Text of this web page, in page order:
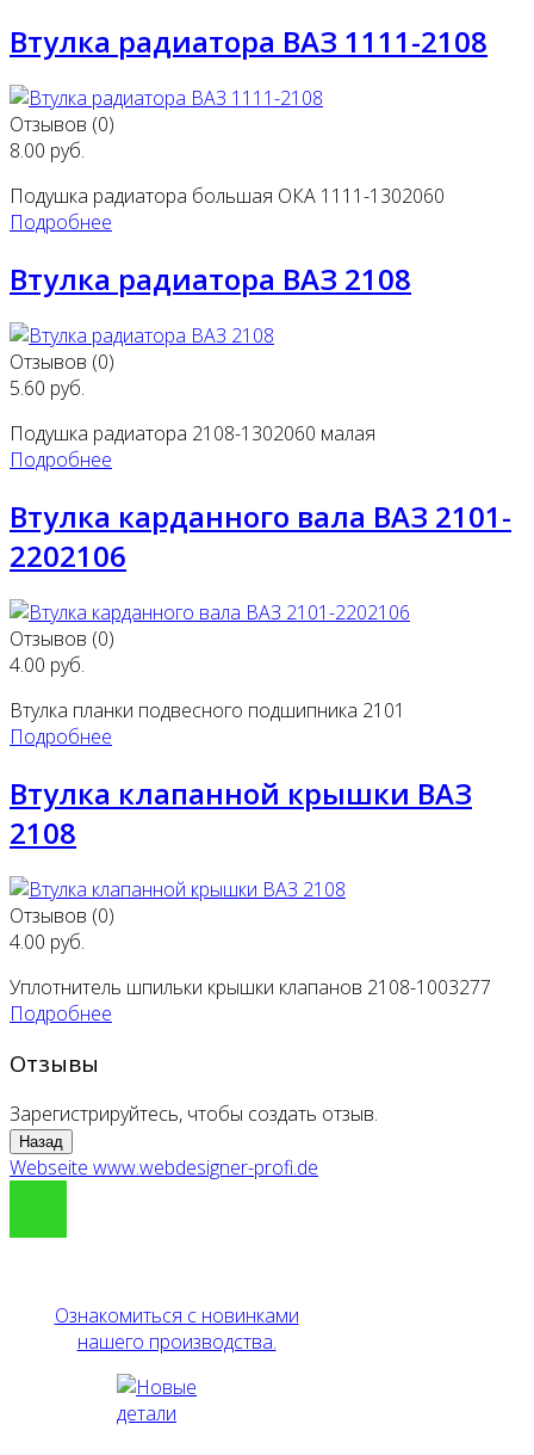
Втулка радиатора ВАЗ 1111-2108
Отзывов (0)
8.00 руб.
Подушка радиатора большая ОКА 1111-1302060
Подробнее
Втулка радиатора ВАЗ 2108
Отзывов (0)
5.60 руб.
Подушка радиатора 2108-1302060 малая
Подробнее
Втулка карданного вала ВАЗ 2101-
2202106
Отзывов (0)
4.00 руб.
Втулка планки подвесного подшипника 2101
Подробнее
Втулка клапанной крышки ВАЗ
2108
Отзывов (0)
4.00 руб.
Уплотнитель шпильки крышки клапанов 2108-1003277
Подробнее
Отзывы
Зарегистрируйтесь, чтобы создать отзыв.
Webseite www.webdesigner-profi.de
Ознакомиться с новинками
нашего производства.